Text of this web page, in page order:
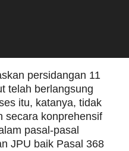
persidangan 11
telah berlangsung
itu, katanya, tidak
secara konprehensif
pasal-pasal
JPU baik Pasal 368